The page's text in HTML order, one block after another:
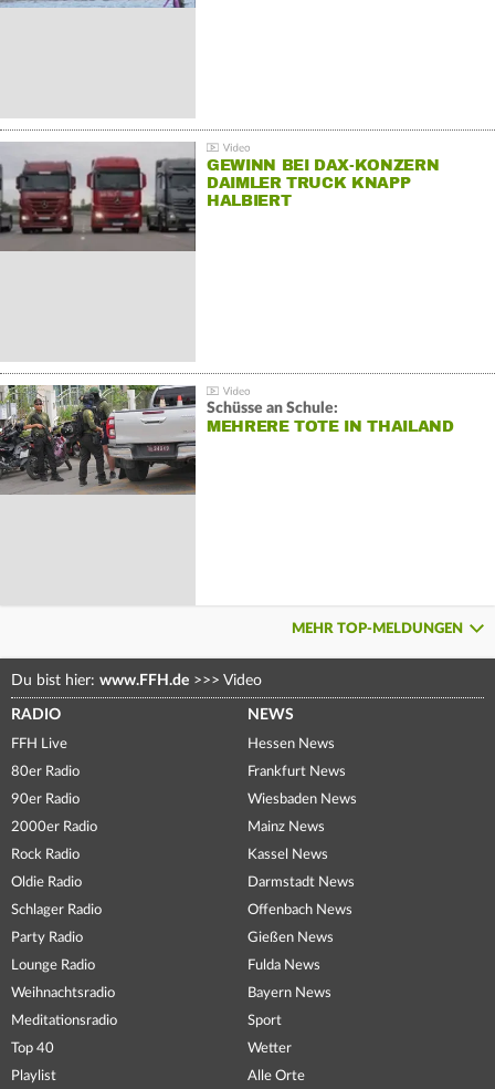
GEWINN BEI DAX-KONZERN
DAIMLER TRUCK KNAPP
HALBIERT
Schüsse an Schule:
MEHRERE TOTE IN THAILAND
MEHR TOP-MELDUNGEN
Du bist hier: www.FFH.de >>> Video
RADIO
FFH Live
80er Radio
90er Radio
2000er Radio
Rock Radio
Oldie Radio
Schlager Radio
Party Radio
Lounge Radio
Weihnachtsradio
Meditationsradio
Top 40
Playlist
NEWS
Hessen News
Frankfurt News
Wiesbaden News
Mainz News
Kassel News
Darmstadt News
Offenbach News
Gießen News
Fulda News
Bayern News
Sport
Wetter
Alle Orte